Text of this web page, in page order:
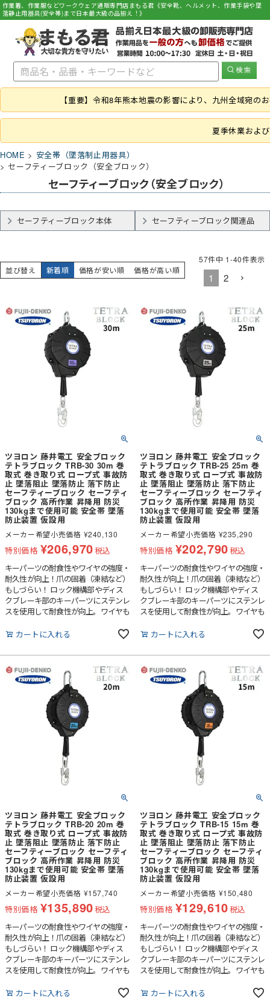
作業着、作業服などワークウェア通販専門店まもる君《安全靴、ヘルメット、作業手袋や墜
落静止用器具(安全帯)まで日本最大級の品揃え！》
【重要】令和8年熊本地震の影響により、九州全域宛
夏季休業およ
HOME
安全帯（墜落制止用器具）
セーフティーブロック（安全ブロック）
セーフティーブロック（安全ブロック）
セーフティーブロック本体 セーフティーブロック関連品
並び替え 新着順 価格が安い順 価格が高い順
57件中 1-40件表示
1 2
ツヨロン 藤井電工 安全ブロック
テトラブロック TRB-30 30m 巻
取式 巻き取り式 ロープ式 事故防
止 墜落阻止 墜落防止 落下防止
セーフティーブロック セーフティ
ブロック 高所作業 昇降用 防災
130kgまで使用可能 安全帯 墜落
防止装置 仮設用
メーカー希望小売価格 ¥240,130
特別価格 ¥206,970税込
キーパーツの耐食性やワイヤの強度・
耐久性が向上！爪の固着（凍結など）
もしづらい！ ロック機構部やディス
クブレーキ部のキーパーツにステンレ
スを使用して耐食性が向上。ワイヤも
績のあるディスクブレーキ内蔵でブレ
定は、使用現場の最大移動距離より約
1m長いものをお選びください。ま
た、テトラブロックは使用可能質量
130kg以下でご使用ください。
カートに入れる
ツヨロン 藤井電工 安全ブロック
テトラブロック TRB-25 25m 巻
取式 巻き取り式 ロープ式 事故防
止 墜落阻止 墜落防止 落下防止
セーフティーブロック セーフティ
ブロック 高所作業 昇降用 防災
130kgまで使用可能 安全帯 墜落
防止装置 仮設用
メーカー希望小売価格 ¥235,290
特別価格 ¥202,790税込
キーパーツの耐食性やワイヤの強度・
耐久性が向上！爪の固着（凍結など）
もしづらい！ ロック機構部やディス
クブレーキ部のキーパーツにステンレ
スを使用して耐食性が向上。ワイヤも
績のあるディスクブレーキ内蔵でブレ
定は、使用現場の最大移動距離より約
1m長いものをお選びください。ま
た、テトラブロックは使用可能質量
130kg以下でご使用ください。
カートに入れる
ツヨロン 藤井電工 安全ブロック
テトラブロック TRB-20 20m 巻
取式 巻き取り式 ロープ式 事故防
止 墜落阻止 墜落防止 落下防止
セーフティーブロック セーフティ
ブロック 高所作業 昇降用 防災
130kgまで使用可能 安全帯 墜落
防止装置 仮設用
メーカー希望小売価格 ¥157,740
特別価格 ¥135,890税込
キーパーツの耐食性やワイヤの強度・
耐久性が向上！爪の固着（凍結など）
もしづらい！ ロック機構部やディス
クブレーキ部のキーパーツにステンレ
スを使用して耐食性が向上。ワイヤも
績のあるディスクブレーキ内蔵でブレ
カートに入れる
ツヨロン 藤井電工 安全ブロック
テトラブロック TRB-15 15m 巻
取式 巻き取り式 ロープ式 事故防
止 墜落阻止 墜落防止 落下防止
セーフティーブロック セーフティ
ブロック 高所作業 昇降用 防災
130kgまで使用可能 安全帯 墜落
防止装置 仮設用
メーカー希望小売価格 ¥150,480
特別価格 ¥129,610税込
キーパーツの耐食性やワイヤの強度・
耐久性が向上！爪の固着（凍結など）
もしづらい！ ロック機構部やディス
クブレーキ部のキーパーツにステンレ
スを使用して耐食性が向上。ワイヤも
績のあるディスクブレーキ内蔵でブレ
カートに入れる